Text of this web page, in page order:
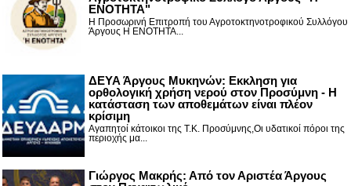
ΕΝΟΤΗΤΑ"
Η Προσωρινή Επιτροπή του Αγροτοκτηνοτροφικού Συλλόγου
Άργους Η ΕΝΟΤΗΤΑ...
ΔΕΥΑ Άργους Μυκηνών: Εκκληση για
ορθολογική χρήση νερού στον Προσύμνη - Η
κατάσταση των αποθεμάτων είναι πλέον
κρίσιμη
Αγαπητοί κάτοικοι της Τ.Κ. Προσύμνης,Οι υδατικοί πόροι της
περιοχής μα...
Γιώργος Μακρής: Από τον Αριστέα Άργους